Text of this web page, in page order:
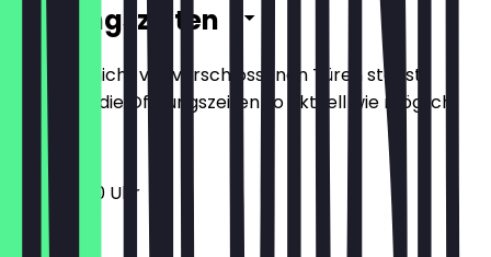
Öffnungszeiten
Damit du nicht vor verschlossenen Türen stehst,
halten wir die Öffnungszeiten so aktuell wie möglich.
11:00 - 18:00 Uhr